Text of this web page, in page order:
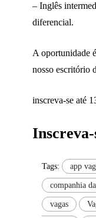
– Inglês
diferencial.
A oportunidade
nosso escritório
inscreva-se até
Tags: app
companhia
vagas